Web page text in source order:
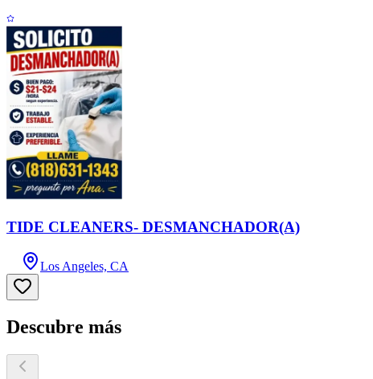
TIDE CLEANERS- DESMANCHADOR(A)
Los Angeles, CA
Descubre más